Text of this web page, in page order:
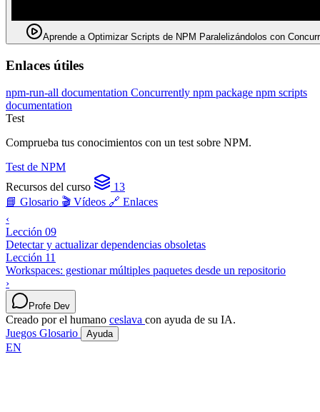
Aprende a Optimizar Scripts de NPM Paralelizándolos con
Enlaces útiles
npm-run-all documentation Concurrently npm package npm scripts
documentation
Test
Comprueba tus conocimientos con un test sobre NPM.
Test de NPM
Recursos del curso
13
📘 Glosario 🎬 Vídeos 🔗 Enlaces
‹
Lección 09
Detectar y actualizar dependencias obsoletas
Lección 11
Workspaces: gestionar múltiples paquetes desde un repositorio
›
Profe Dev
Creado por el humano ceslava con ayuda de su IA.
Juegos Glosario Ayuda
EN